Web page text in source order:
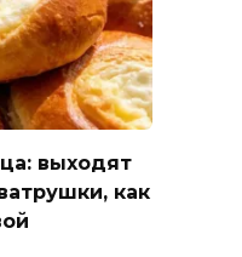
выходят
как